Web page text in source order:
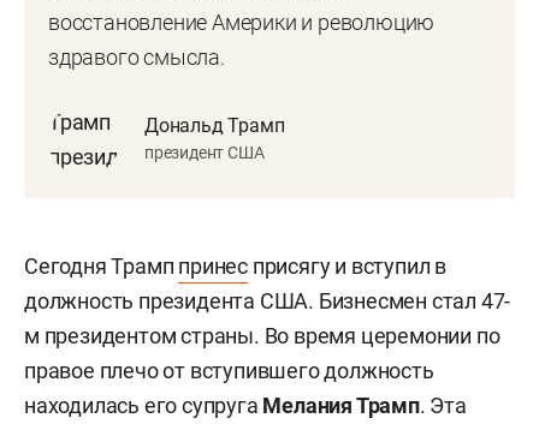
восстановление Америки и революцию
здравого смысла.
Дональд Трамп
президент США
Сегодня Трамп принес присягу и вступил в
должность президента США. Бизнесмен стал 47-
м президентом страны. Во время церемонии по
правое плечо от вступившего должность
находилась его супруга Мелания Трамп. Эта